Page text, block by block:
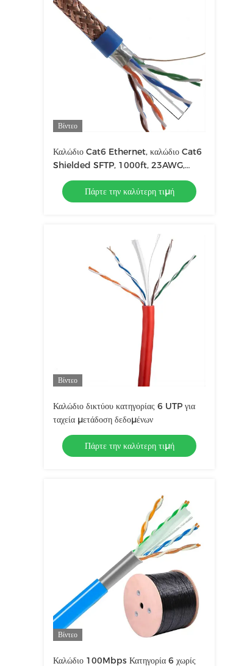
Βίντεο
Καλώδιο Cat6 Ethernet, καλώδιο Cat6
Shielded SFTP, 1000ft, 23AWG,
Solid Bare Copper, 500MHz
Πάρτε την καλύτερη τιμή
Βίντεο
Καλώδιο δικτύου κατηγορίας 6 UTP για
ταχεία μετάδοση δεδομένων
Πάρτε την καλύτερη τιμή
Βίντεο
Καλώδιο 100Mbps Κατηγορία 6 χωρίς